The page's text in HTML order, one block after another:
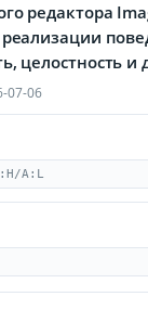
редактора
целостность
07-06
A:L